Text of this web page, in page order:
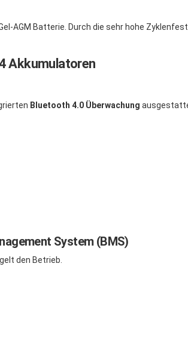
AGM Batterie. Durch die sehr hohe
Akkumulatoren
Bluetooth 4.0 Überwachung
System (BMS)
den Betrieb.